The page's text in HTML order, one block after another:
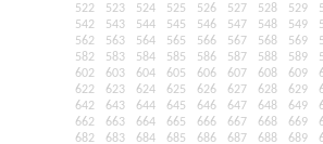
522
523 524 525 526 527 528 529
542
543 544 545 546 547 548 549
562
563 564 565 566 567 568 569
582
583 584 585 586 587 588 589
602
603 604 605 606 607 608 609
622
623 624 625 626 627 628 629
642
643 644 645 646 647 648 649
662
663 664 665 666 667 668 669
682
683 684 685 686 687 688 689